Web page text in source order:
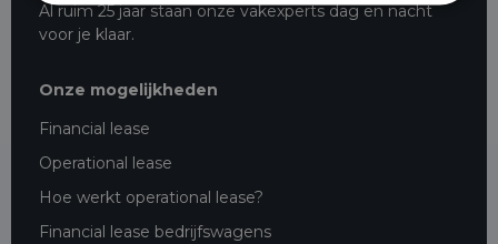
Al ruim 25 jaar staan onze vakexperts dag en nacht
voor je klaar.
Onze mogelijkheden
Financial lease
Operational lease
Hoe werkt operational lease?
Financial lease bedrijfswagens